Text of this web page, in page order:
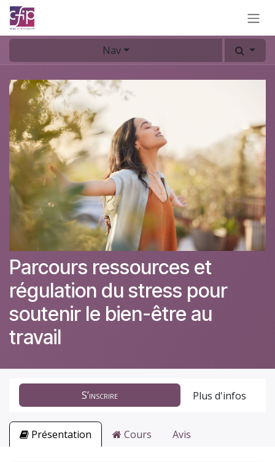
Se rendre au contenu
Nav
Parcours ressources et
régulation du stress pour
soutenir le bien-être au
travail
S’inscrire Plus d'infos
Présentation Cours Avis